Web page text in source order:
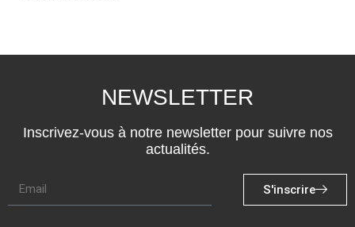
NEWSLETTER
Inscrivez-vous à notre newsletter pour suivre nos
actualités.
S'inscrire